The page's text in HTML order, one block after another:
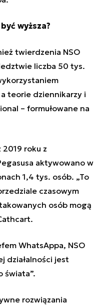
wyższa?
twierdzenia NSO
liczba 50 tys.
teorie dziennikarzy i
– formułowane na
roku z
aktywowano w
1,4 tys. osób. „To
czasowym
osób mogą
WhatsAppa, NSO
działalności jest
świata”.
rozwiązania